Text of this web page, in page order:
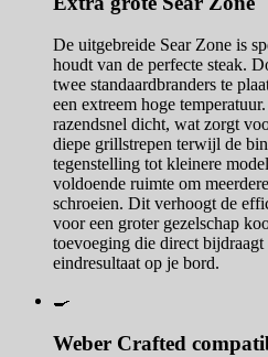
De uitgebreide Sear Zone is
houdt van de perfecte steak.
twee standaardbranders te
een extreem hoge
razendsnel dicht, wat zorgt
diepe grillstrepen terwijl de
tegenstelling tot kleinere
voldoende ruimte om
schroeien. Dit verhoogt de
voor een groter gezelschap
toevoeging die direct
eindresultaat op je bord.
🍳
Weber Crafted